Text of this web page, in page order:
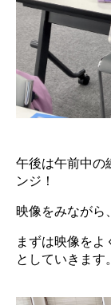
午後は午前中の
ンジ！
映像をみながら
まずは映像を
としていきます。